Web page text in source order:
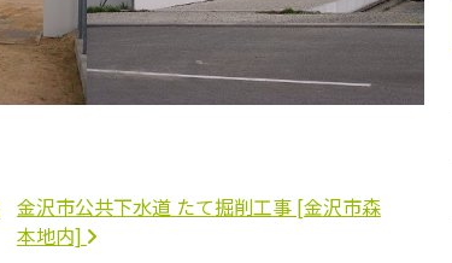
金沢市公共下水道 たて掘削工事 [金沢市森
本地内]